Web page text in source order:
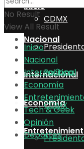
CDMX
Internacional
Economía
Inicio
Nacional
Política
CDMX
No Result
View All Result
Inicio
Nacional
Internacional
Economía
Tech & Geek
Opinión
Deportes